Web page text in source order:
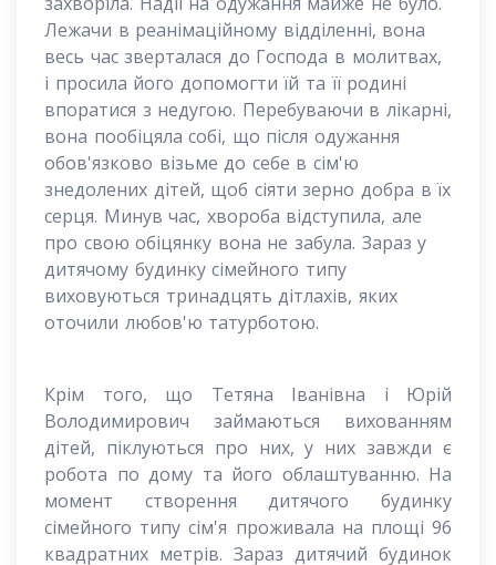
Лежачи в реанімаційному відділенні, вона
весь час зверталася до Господа в молитвах,
і просила його допомогти їй та її родині
впоратися з недугою. Перебуваючи в лікарні,
вона пообіцяла собі, що після одужання
обов'язково візьме до себе в сім'ю
знедолених дітей, щоб сіяти зерно добра в їх
серця. Минув час, хвороба відступила, але
про свою обіцянку вона не забула. Зараз у
дитячому будинку сімейного типу
виховуються тринадцять дітлахів, яких
оточили любов'ю татурботою.
Крім того, що Тетяна Іванівна і Юрій
Володимирович займаються вихованням
дітей, піклуються про них, у них завжди є
робота по дому та його облаштуванню. На
момент створення дитячого будинку
сімейного типу сім'я проживала на площі 96
квадратних метрів. Зараз дитячий будинок